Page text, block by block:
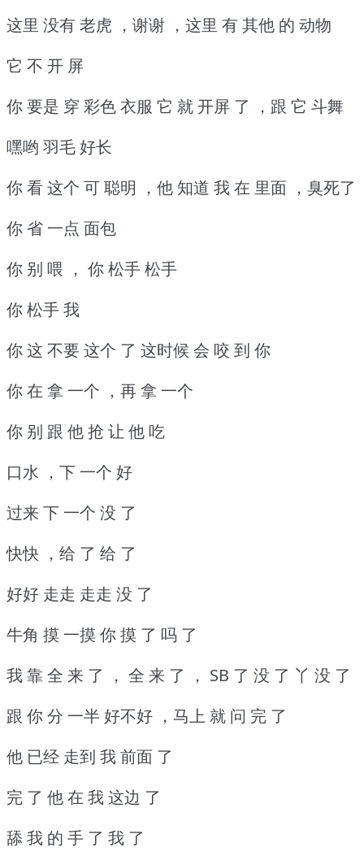
这里 没有 老虎 ，谢谢 ，这里 有 其他 的 动物
它 不 开 屏
你 要是 穿 彩色 衣服 它 就 开屏 了 ，跟 它 斗舞
嘿哟 羽毛 好长
你 看 这个 可 聪明 ，他 知道 我 在 里面 ，臭死了
你 省 一点 面包
你 别 喂 ， 你 松手 松手
你 松手 我
你 这 不要 这个 了 这时候 会 咬 到 你
你 在 拿 一个 ，再 拿 一个
你 别 跟 他 抢 让 他 吃
口水 ，下 一个 好
过来 下 一个 没 了
快快 ，给 了 给 了
好好 走走 走走 没 了
牛角 摸 一摸 你 摸 了 吗 了
我 靠 全 来 了 ， 全 来 了 ， SB 了 没 了 丫 没 了
跟 你 分 一半 好不好 ，马上 就 问 完 了
他 已经 走到 我 前面 了
完 了 他 在 我 这边 了
舔 我 的 手 了 我 了